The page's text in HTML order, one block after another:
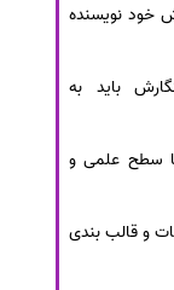
خود نویسنده
باید به
با سطح علمی و
و قالب بندی